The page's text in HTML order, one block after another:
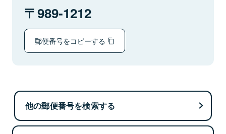
989-1212
郵便番号をコピーする
他の郵便番号を検索する